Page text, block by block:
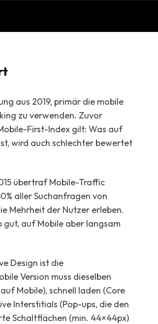
aus 2019, primär die mobile
zu verwenden. Zuvor
First-Index gilt: Was auf
wird auch schlechter bewertet
übertraf Mobile-Traffic
aller Suchanfragen von
Mehrheit der Nutzer erleben.
gut, auf Mobile aber langsam
Design ist die
Version muss dieselben
Mobile), schnell laden (Core
Interstitials (Pop-ups, die den
Schaltflächen (min. 44×44px)